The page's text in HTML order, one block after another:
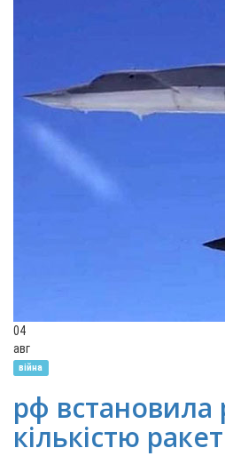
04
авг
війна
рф встановила
кількістю